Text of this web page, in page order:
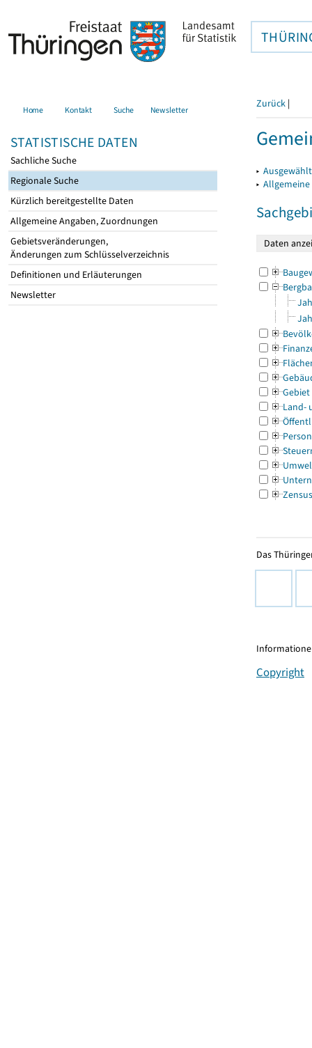
Home Kontakt Suche Newsletter
STATISTISCHE DATEN
Sachliche Suche
Regionale Suche
Kürzlich bereitgestellte Daten
Allgemeine Angaben, Zuordnungen
Gebietsveränderungen,
Änderungen zum Schlüsselverzeichnis
Definitionen und Erläuterungen
Newsletter
Zurück |
▸
▸
Gebiet
Land-
Zensus
Das
Copyright